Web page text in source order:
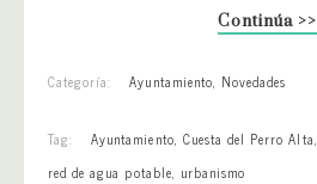
Continúa >>
Categoría: Ayuntamiento, Novedades
Tag: Ayuntamiento, Cuesta del Perro Alta,
red de agua potable, urbanismo